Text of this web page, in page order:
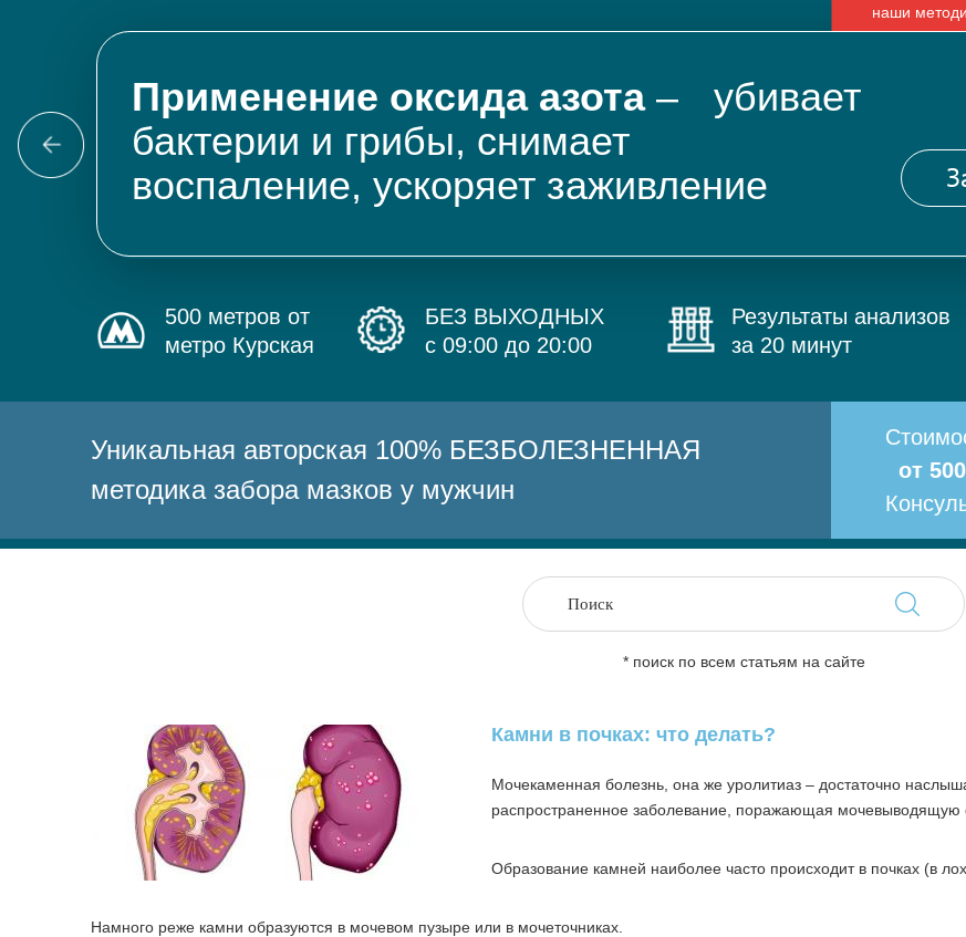
Применение оксида азота– убивает
бактерии и грибы, снимает
воспаление, ускоряет заживление
500 метров от
метро Курская
БЕЗ ВЫХОДНЫХ
с 09:00 до 20:00
Результаты анализов
за 20 минут
Уникальная авторская 100% БЕЗБОЛЕЗНЕННАЯ
методика забора мазков у мужчин
от
* поиск по всем статьям на сайте
Камни в почках: что делать?
Мочекаменная болезнь, она же уролитиаз – достаточно
распространенное заболевание, поражающая мочевыводящую
Образование камней наиболее часто происходит в почках (в
Намного реже камни образуются в мочевом пузыре или в мочеточниках.